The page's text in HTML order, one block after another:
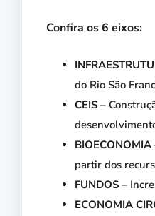
Confira os 6 eixos:
do Rio São
CEIS –
BIOECONOMIA
partir dos
FUNDOS –
ECONOMIA